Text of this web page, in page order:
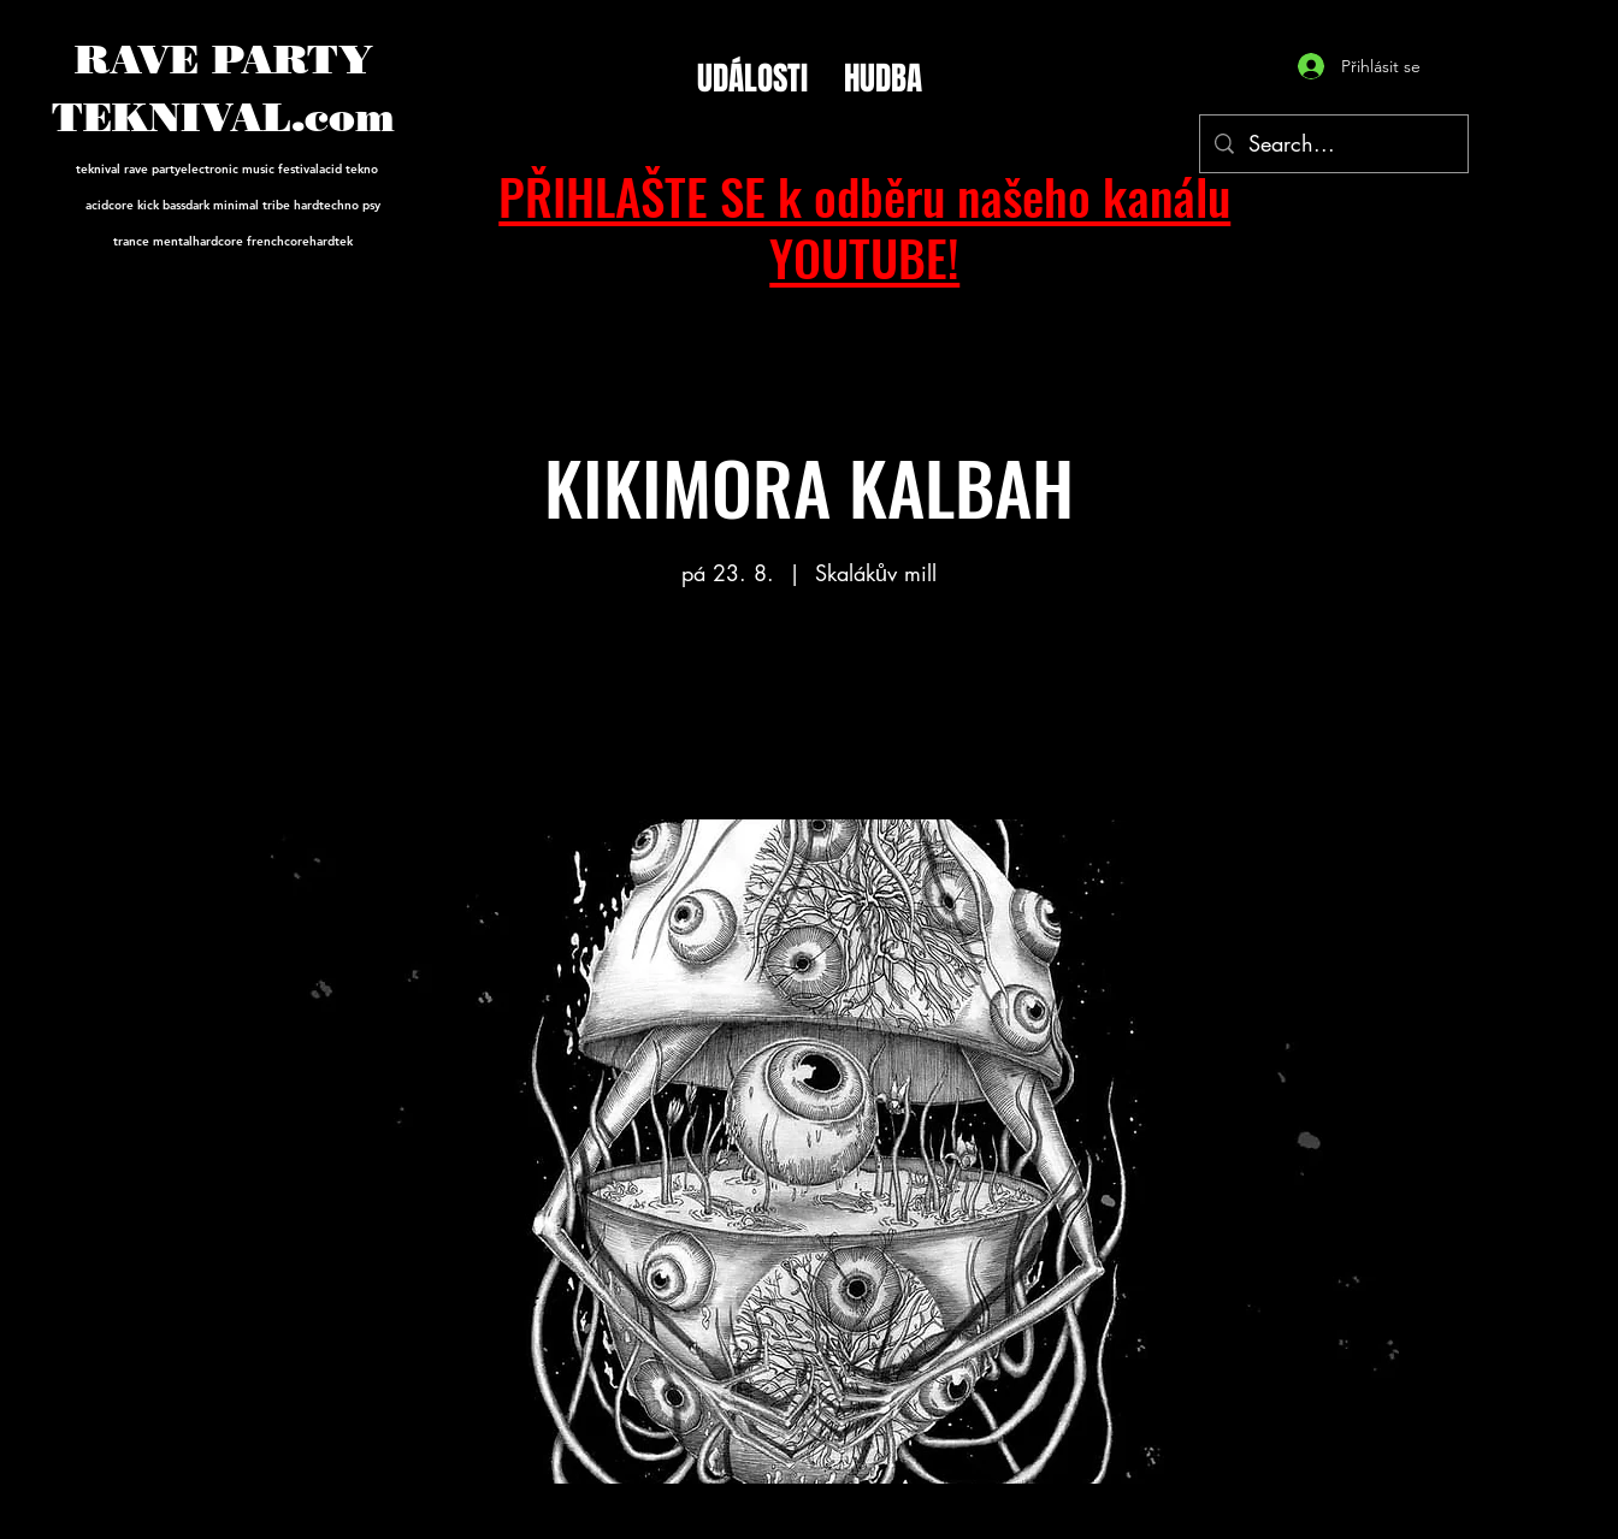
RAVE PARTY
TEKNIVAL.com
teknival rave partyelectronic music festivalacid tekno
acidcore kick bassdark minimal tribe hardtechno psy
trance mentalhardcore frenchcorehardtek
PŘIHLAŠTE SE k odběru našeho kanálu
YOUTUBE!
Přihlásit se
UDÁLOSTI HUDBA
KIKIMORA KALBAH
pá 23. 8.
  |
Skalákův mill